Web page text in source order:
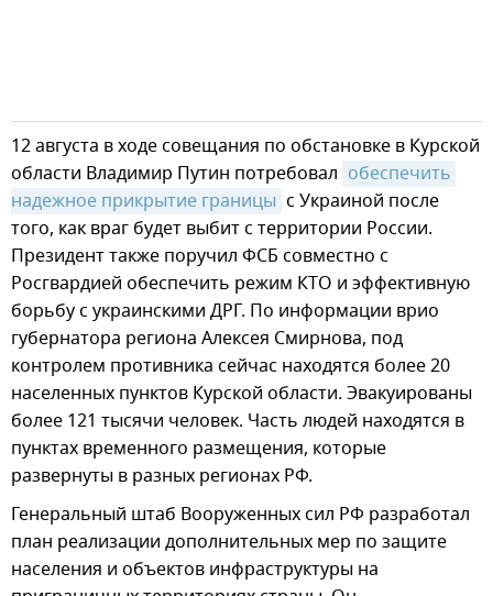
12 августа в ходе совещания по обстановке в Курской
области Владимир Путин потребовал обеспечить
надежное прикрытие границы с Украиной после
того, как враг будет выбит с территории России.
Президент также поручил ФСБ совместно с
Росгвардией обеспечить режим КТО и эффективную
борьбу с украинскими ДРГ. По информации врио
губернатора региона Алексея Смирнова, под
контролем противника сейчас находятся более 20
населенных пунктов Курской области. Эвакуированы
более 121 тысячи человек. Часть людей находятся в
пунктах временного размещения, которые
развернуты в разных регионах РФ.
Генеральный штаб Вооруженных сил РФ разработал
план реализации дополнительных мер по защите
населения и объектов инфраструктуры на